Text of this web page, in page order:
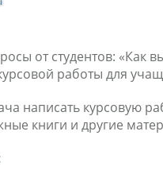
от студентов: «Как
работы для
написать курсовую
книги и другие